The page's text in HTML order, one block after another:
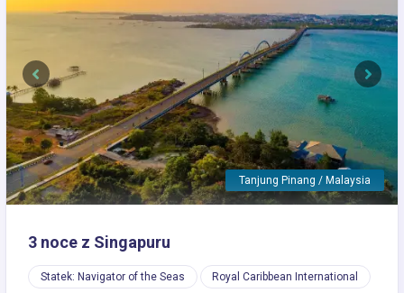
Tanjung Pinang / Malaysia
Previous Next
3 noce z Singapuru
Statek: Navigator of the Seas Royal Caribbean International